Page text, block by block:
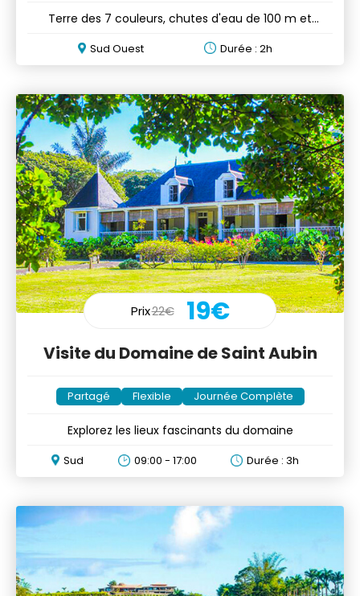
Terre des 7 couleurs, chutes d'eau de 100 m et
Sud Ouest Durée : 2h
Prix22€ 19€
Visite du Domaine de Saint Aubin
Partagé Flexible Journée Complète
Explorez les lieux fascinants du domaine
Sud 09:00 - 17:00 Durée : 3h